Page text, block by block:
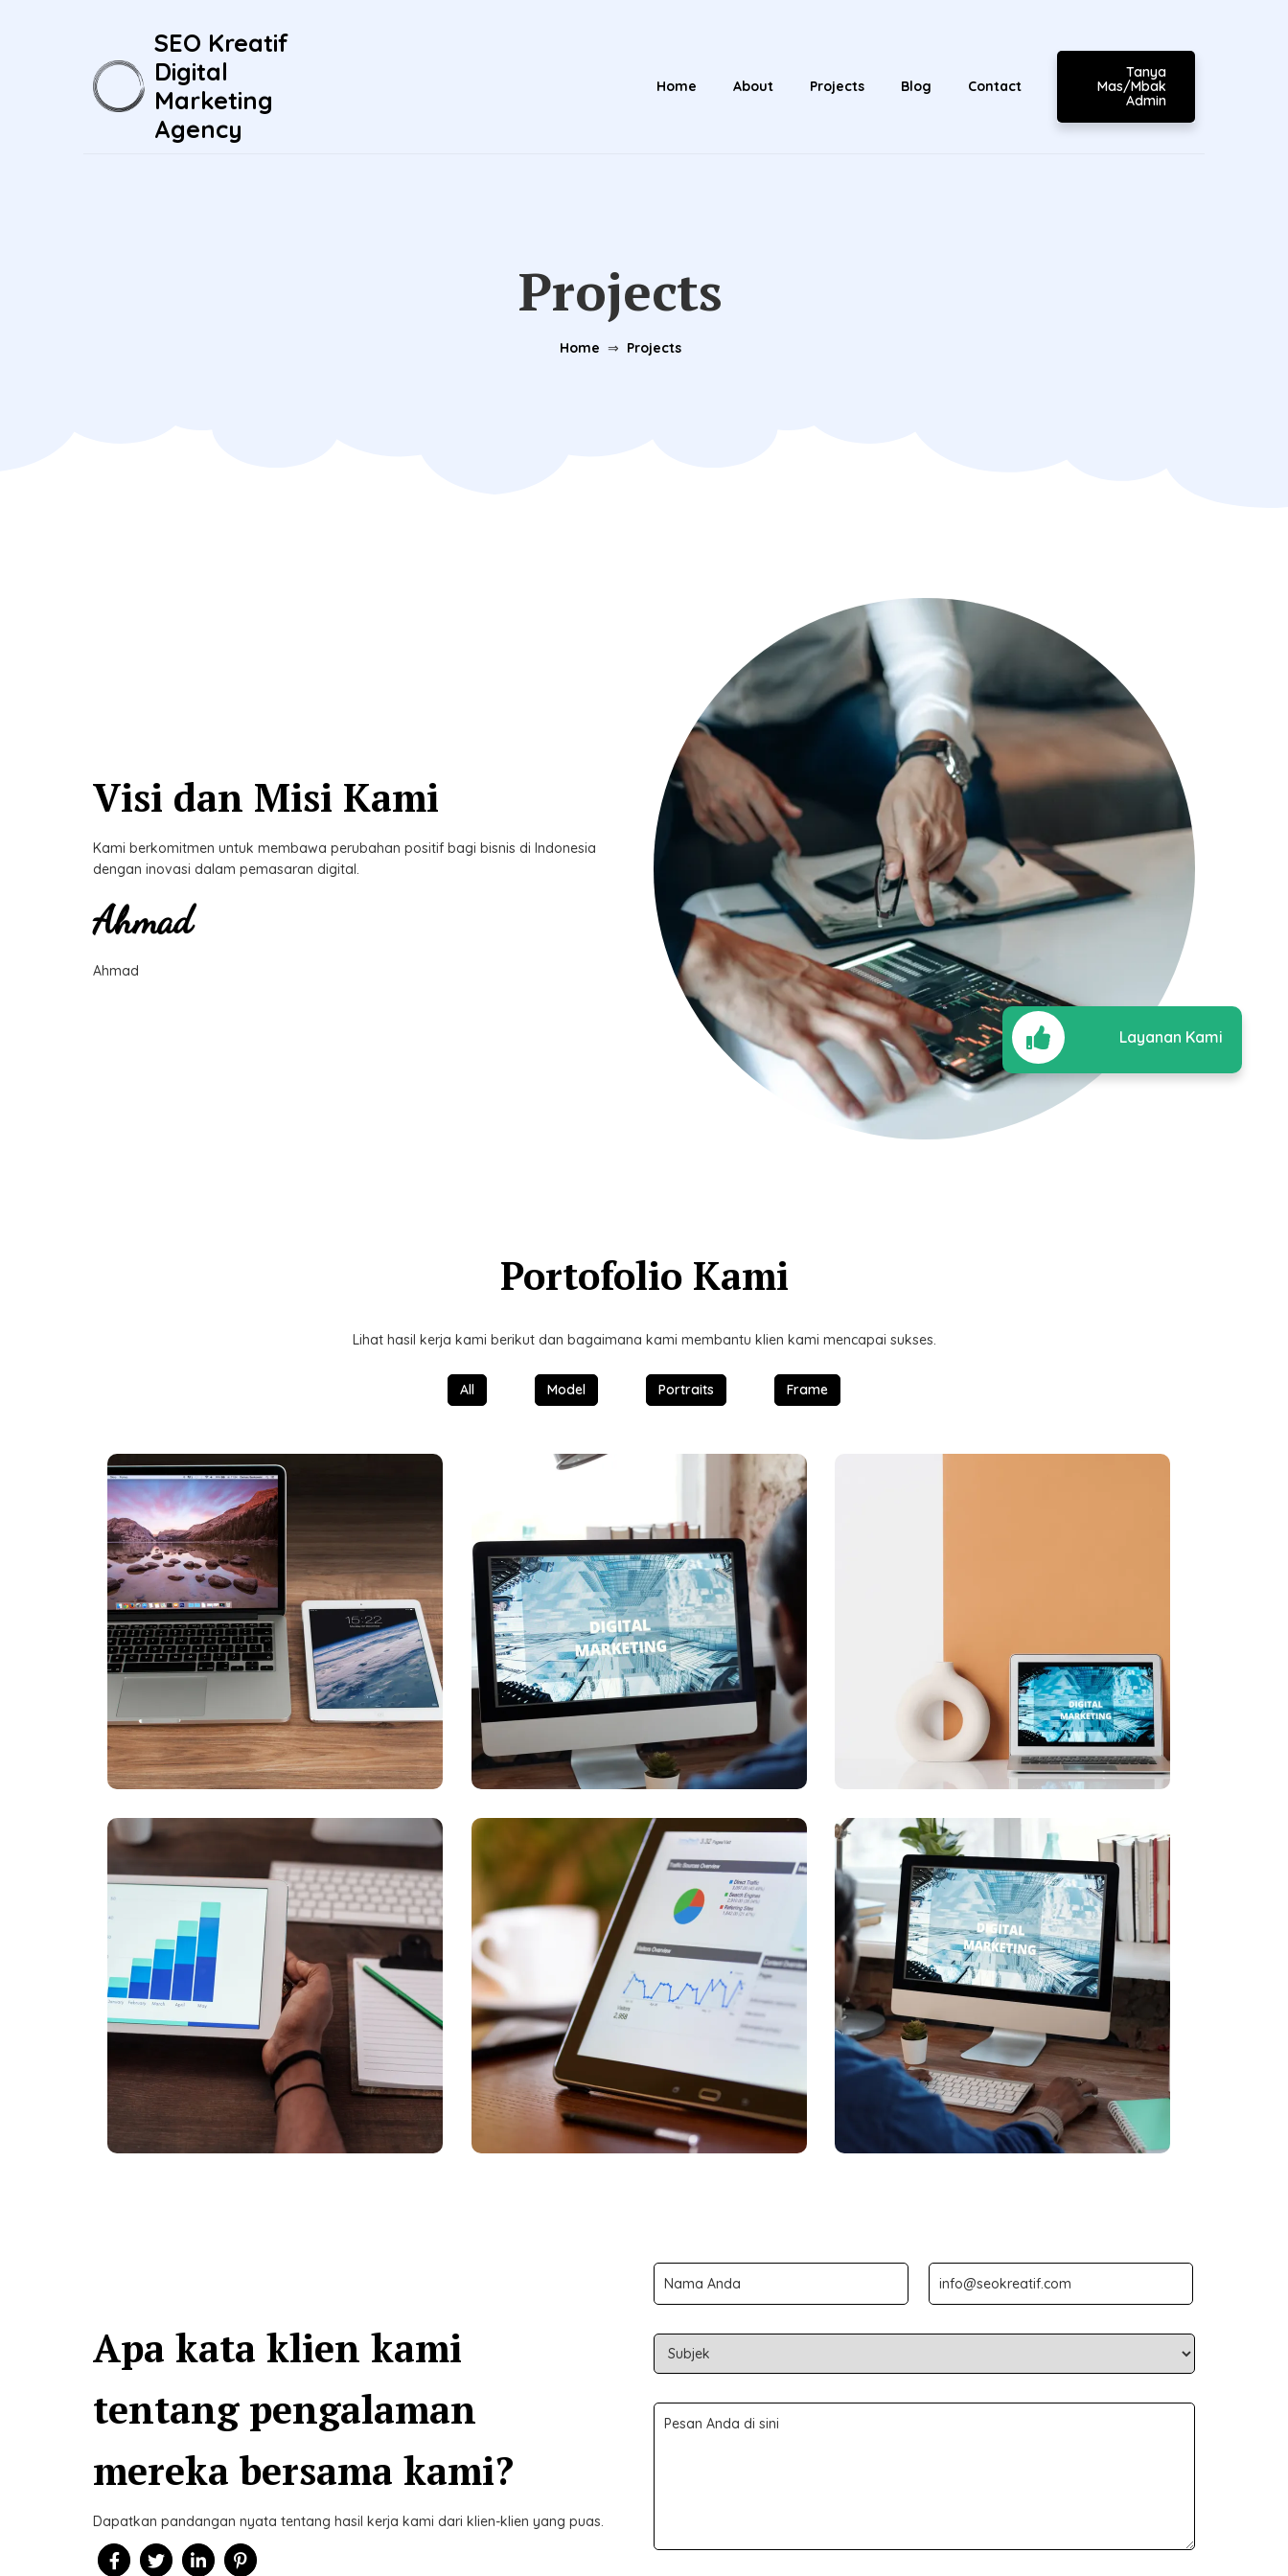
SEO Kreatif
Digital
Marketing
Agency
Home About Projects Blog Contact
Tanya
Mas/Mbak
Admin
Projects
Home ⇒ Projects
Visi dan Misi Kami
Kami berkomitmen untuk membawa perubahan positif bagi bisnis di Indonesia
dengan inovasi dalam pemasaran digital.
Ahmad
Ahmad
Layanan Kami
Portofolio Kami
Lihat hasil kerja kami berikut dan bagaimana kami membantu klien kami mencapai sukses.
All Model Portraits Frame
UMKM
Kami membantu banyak UMKM di Surabaya untuk
mendapatkan lebih banyak pelanggan melalui iklan
efektif.
Sukses Bersama Klien
Kami bangga bisa berkontribusi pada keberhasilan
bisnis lokal di Jawa Timur.
Perusahaan
Kesaksian Klien
Portofolio kami berisi cerita sukses dan detail
proyek yang telah kami selesaikan.
Iklan yang Berhasil
Berbagai kampanye iklan yang kami jalankan
memberikan ROI tinggi untuk klien kami.
Kualitas dan
Pengalaman
Tim kami memiliki pengalaman luas dalam bidang
digital marketing dan siap membantu Anda.
Apa kata klien kami
tentang pengalaman
mereka bersama kami?
Dapatkan pandangan nyata tentang hasil kerja kami dari klien-klien yang puas.